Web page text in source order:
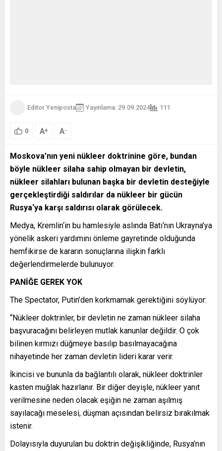
Editor Yeniposta Yayınlama: 29.09.2024 111
0 A+ A-
Moskova’nın yeni nükleer doktrinine göre, bundan
böyle nükleer silaha sahip olmayan bir devletin,
nükleer silahları bulunan başka bir devletin desteğiyle
gerçekleştirdiği saldırılar da nükleer bir gücün
Rusya‘ya karşı saldırısı olarak görülecek.
Medya, Kremlin‘in bu hamlesiyle aslında Batı‘nın Ukrayna’ya
yönelik askeri yardımını önleme gayretinde olduğunda
hemfikirse de kararın sonuçlarına ilişkin farklı
değerlendirmelerde bulunuyor.
PANİĞE GEREK YOK
The Spectator, Putin’den korkmamak gerektiğini söylüyor:
“Nükleer doktrinler, bir devletin ne zaman nükleer silaha
başvuracağını belirleyen mutlak kanunlar değildir. O çok
bilinen kırmızı düğmeye basılıp basılmayacağına
nihayetinde her zaman devletin lideri karar verir.
İkincisi ve bununla da bağlantılı olarak, nükleer doktrinler
kasten muğlak hazırlanır. Bir diğer deyişle, nükleer yanıt
verilmesine neden olacak eşiğin ne zaman aşılmış
sayılacağı meselesi, düşman açısından belirsiz bırakılmak
istenir.
Dolayısıyla duyurulan bu doktrin değişikliğinde, Rusya’nın